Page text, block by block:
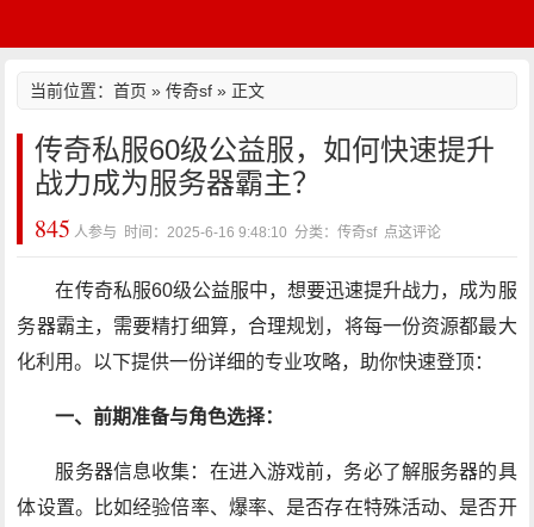
当前位置：首页 »传奇sf » 正文
传奇私服60级公益服，如何快速提升
战力成为服务器霸主？
845 人参与 时间：2025-6-16 9:48:10 分类：传奇sf 点这评论
在传奇私服60级公益服中，想要迅速提升战力，成为服
务器霸主，需要精打细算，合理规划，将每一份资源都最大
化利用。以下提供一份详细的专业攻略，助你快速登顶：
一、前期准备与角色选择：
服务器信息收集：在进入游戏前，务必了解服务器的具
体设置。比如经验倍率、爆率、是否存在特殊活动、是否开